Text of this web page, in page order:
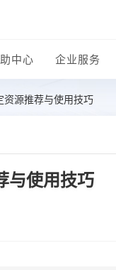
中心 企业服务
源推荐与使用技巧
与使用技巧